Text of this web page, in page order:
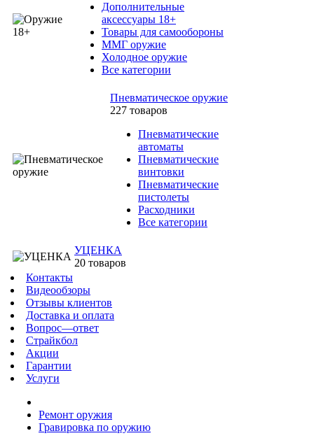
Дополнительные
аксессуары 18+
Товары для самообороны
ММГ оружие
Холодное оружие
Все категории
Пневматическое оружие
227 товаров
Пневматические
автоматы
Пневматические
винтовки
Пневматические
пистолеты
Расходники
Все категории
УЦЕНКА
20 товаров
Контакты
Видеообзоры
Отзывы клиентов
Доставка и оплата
Вопрос—ответ
Страйкбол
Акции
Гарантии
Услуги
Ремонт оружия
Гравировка по оружию